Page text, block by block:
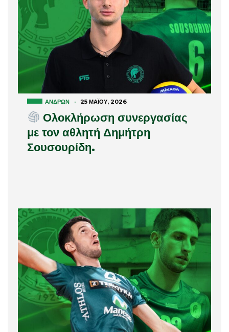
ΑΝΔΡΏΝ · 25 ΜΑΪ́ΟΥ, 2026
Ολοκλήρωση συνεργασίας
με τον αθλητή Δημήτρη
Σουσουρίδη.